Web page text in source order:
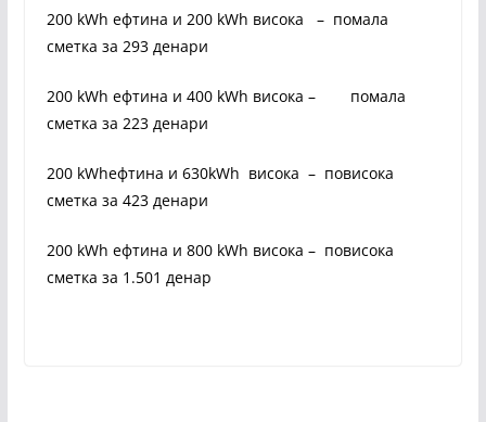
200 kWh ефтина и 200 kWh висока – помала
сметка за 293 денари
200 kWh ефтина и 400 kWh висока – помала
сметка за 223 денари
200 kWhефтина и 630kWh висока – повисока
сметка за 423 денари
200 kWh ефтина и 800 kWh висока – повисока
сметка за 1.501 денар